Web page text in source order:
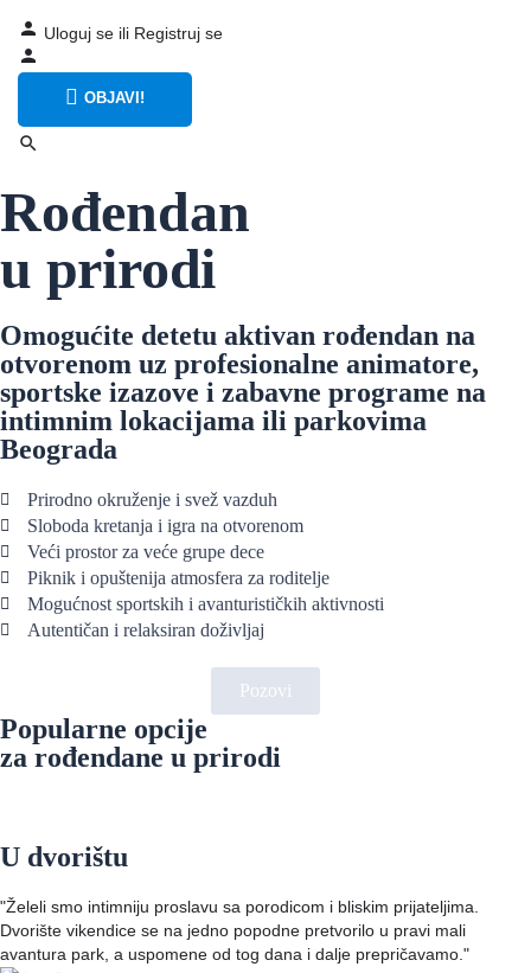
Uloguj se ili Registruj se
OBJAVI!
Rođendan
u prirodi
Omogućite detetu aktivan rođendan na
otvorenom uz profesionalne animatore,
sportske izazove i zabavne programe na
intimnim lokacijama ili parkovima
Beograda
Prirodno okruženje i svež vazduh
Sloboda kretanja i igra na otvorenom
Veći prostor za veće grupe dece
Piknik i opuštenija atmosfera za roditelje
Mogućnost sportskih i avanturističkih aktivnosti
Autentičan i relaksiran doživljaj
Pozovi
Popularne opcije
za rođendane u prirodi
U dvorištu
"Želeli smo intimniju proslavu sa porodicom i bliskim prijateljima.
Dvorište vikendice se na jedno popodne pretvorilo u pravi mali
avantura park, a uspomene od tog dana i dalje prepričavamo."